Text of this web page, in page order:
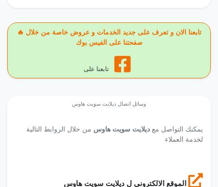
🔥 تابعنا الان و تعرف على جديد الخدمات و عروض خاصة من خلال
صفحتنا على الفيس بوك
تابعنا على
وسائل اتصال ديلايت سويت هاوس
يمكنك التواصل مع ديلايت سويت هاوس من خلال الروابط التالية
لخدمة العملاء